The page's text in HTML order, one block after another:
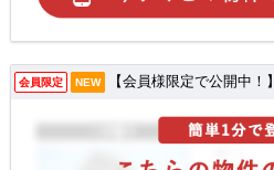
会員限定 NEW 【会員様限定で公開中！】